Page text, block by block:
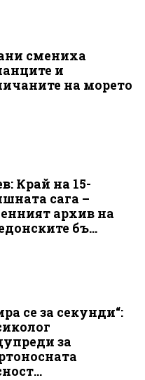
смениха
и
на морето
Край на 15-
сага –
архив на
бъ...
се за секунди“:
за